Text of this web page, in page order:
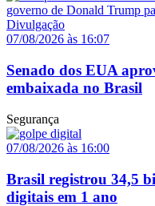
07/08/2026 às 16:07
Senado dos EUA
embaixada no Brasil
Segurança
07/08/2026 às 16:00
Brasil registrou 34,5
digitais em 1 ano